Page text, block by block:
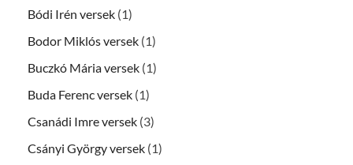
Bódi Irén versek (1)
Bodor Miklós versek (1)
Buczkó Mária versek (1)
Buda Ferenc versek (1)
Csanádi Imre versek (3)
Csányi György versek (1)